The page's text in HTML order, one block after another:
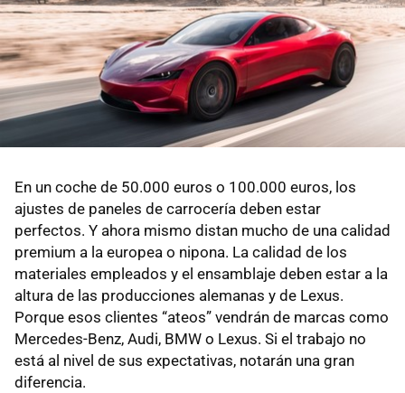
En un coche de 50.000 euros o 100.000 euros, los
ajustes de paneles de carrocería deben estar
perfectos. Y ahora mismo distan mucho de una calidad
premium a la europea o nipona. La calidad de los
materiales empleados y el ensamblaje deben estar a la
altura de las producciones alemanas y de Lexus.
Porque esos clientes “ateos” vendrán de marcas como
Mercedes-Benz, Audi, BMW o Lexus. Si el trabajo no
está al nivel de sus expectativas, notarán una gran
diferencia.